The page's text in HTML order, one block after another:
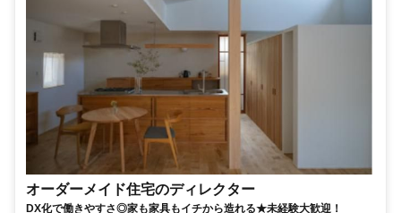
オーダーメイド住宅のディレクター
DX化で働きやすさ◎家も家具もイチから造れる★未経験大歓迎！